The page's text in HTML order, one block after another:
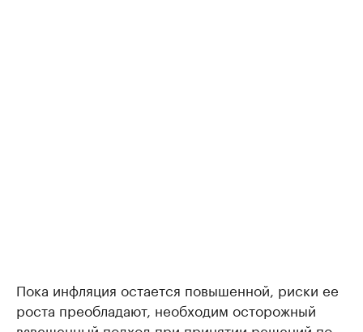
Пока инфляция остается повышенной, риски ее
роста преобладают, необходим осторожный